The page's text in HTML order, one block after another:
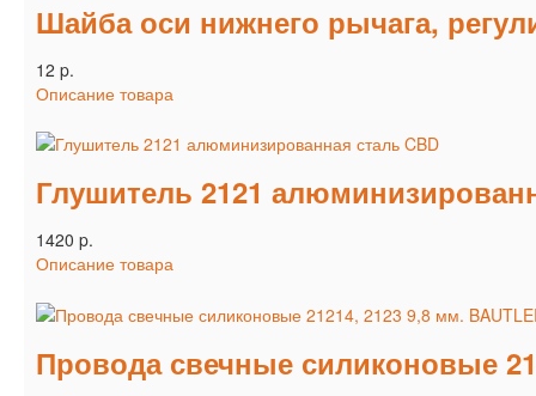
Шайба оси нижнего рычага,
12 p.
Описание товара
Глушитель 2121
1420 p.
Описание товара
Провода свечные силиконовые